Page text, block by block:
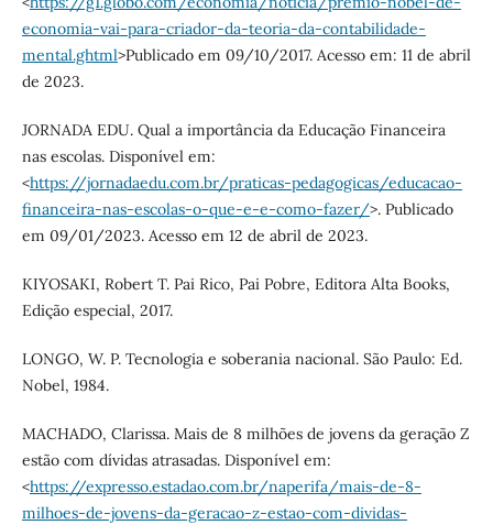
economia-vai-para-criador-da-teoria-da-contabilidade-
mental.ghtml>Publicado em 09/10/2017. Acesso em: 11 de abril
de 2023.
JORNADA EDU. Qual a importância da Educação Financeira
nas escolas. Disponível em:
<https://jornadaedu.com.br/praticas-pedagogicas/educacao-
financeira-nas-escolas-o-que-e-e-como-fazer/>. Publicado
em 09/01/2023. Acesso em 12 de abril de 2023.
KIYOSAKI, Robert T. Pai Rico, Pai Pobre, Editora Alta Books,
Edição especial, 2017.
LONGO, W. P. Tecnologia e soberania nacional. São Paulo: Ed.
Nobel, 1984.
MACHADO, Clarissa. Mais de 8 milhões de jovens da geração Z
estão com dívidas atrasadas. Disponível em:
<https://expresso.estadao.com.br/naperifa/mais-de-8-
milhoes-de-jovens-da-geracao-z-estao-com-dividas-